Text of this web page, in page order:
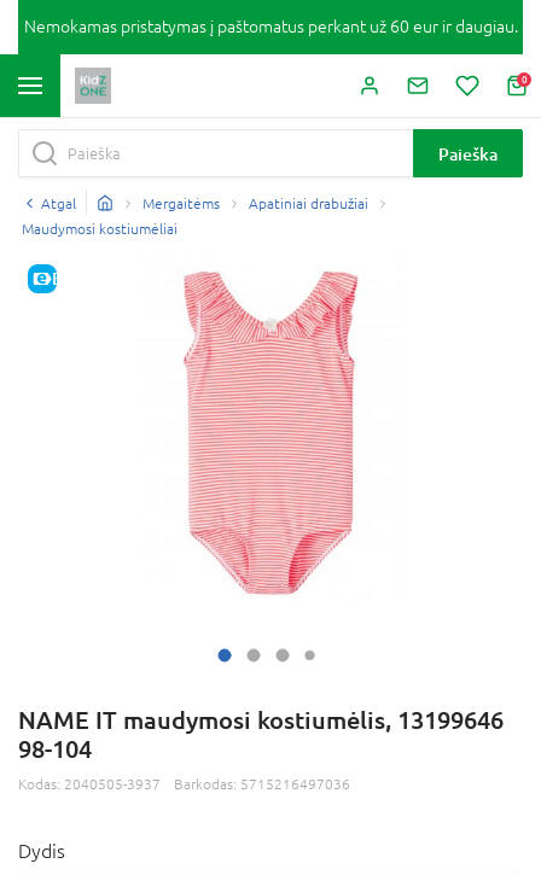
Nemokamas pristatymas į paštomatus perkant už 60 eur ir daugiau.
0
Paieška
Atgal Mergaitėms
Apatiniai drabužiai
Maudymosi kostiumėliai
E-KAINA
NAME IT maudymosi kostiumėlis, 13199646
98-104
Kodas: 2040505-3937 Barkodas: 5715216497036
Dydis